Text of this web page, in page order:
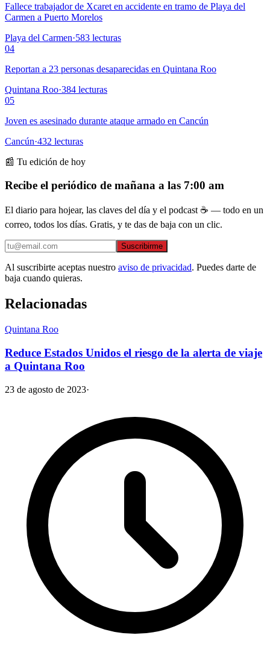
Fallece trabajador de Xcaret en accidente en tramo de Playa del
Carmen a Puerto Morelos
Playa del Carmen·583 lecturas
04
Reportan a 23 personas desaparecidas en Quintana Roo
Quintana Roo·384 lecturas
05
Joven es asesinado durante ataque armado en Cancún
Cancún·432 lecturas
📰 Tu edición de hoy
Recibe el periódico de mañana a las 7:00 am
El diario para hojear, las claves del día y el podcast ☕ — todo en un
correo, todos los días. Gratis, y te das de baja con un clic.
Suscribirme
Al suscribirte aceptas nuestro aviso de privacidad. Puedes darte de
baja cuando quieras.
Relacionadas
Quintana Roo
Reduce Estados Unidos el riesgo de la alerta de viaje
a Quintana Roo
23 de agosto de 2023·